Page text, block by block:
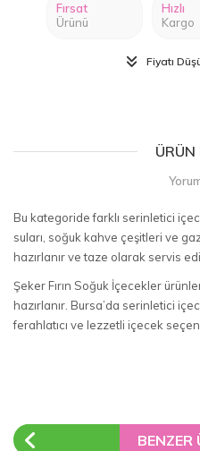
Fırsat
Ürünü
Hızlı
Kargo
Fiyatı
ÜRÜN
Bu kategoride farklı serinletici
suları, soğuk kahve çeşitleri ve
hazırlanır ve taze olarak servis
Şeker Fırın Soğuk İçecekler
hazırlanır. Bursa’da serinletici
ferahlatıcı ve lezzetli içecek
BENZER